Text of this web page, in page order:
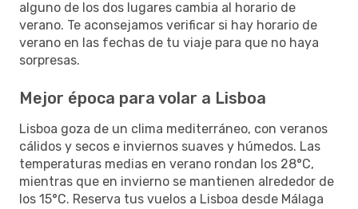
alguno de los dos lugares cambia al horario de
verano. Te aconsejamos verificar si hay horario de
verano en las fechas de tu viaje para que no haya
sorpresas.
Mejor época para volar a Lisboa
Lisboa goza de un clima mediterráneo, con veranos
cálidos y secos e inviernos suaves y húmedos. Las
temperaturas medias en verano rondan los 28°C,
mientras que en invierno se mantienen alrededor de
los 15°C. Reserva tus vuelos a Lisboa desde Málaga